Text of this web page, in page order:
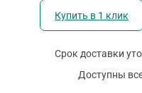
Купить в 1 клик
Срок доставки
Доступны